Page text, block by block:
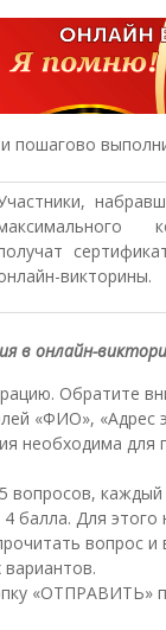
и пошагово
викторины.
в онлайн-
Обратите
«ФИО», «Адрес
необходима для
вопросов,
4 балла. Для
вопрос и
«ОТПРАВИТЬ»